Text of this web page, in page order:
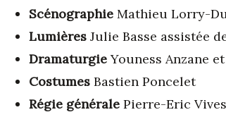
Scénographie Mathieu Lorry-
Lumières Julie Basse assistée
DramaturgieYouness Anzane
Costumes Bastien Poncelet
Régie générale Pierre-Eric Vives